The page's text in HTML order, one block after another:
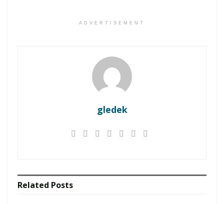
ADVERTISEMENT
gledek
Related Posts